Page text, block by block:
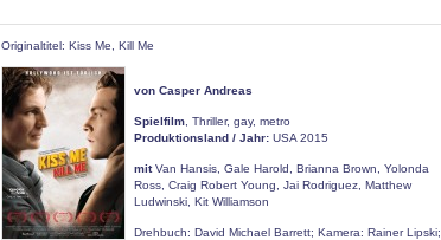
Originaltitel: Kiss Me, Kill Me
von Casper Andreas
Spielfilm , Thriller, gay, metro
Produktionsland / Jahr: USA 2015
mitVan Hansis, Gale Harold, Brianna Brown, Yolonda
Ross, Craig Robert Young, Jai Rodriguez, Matthew
Ludwinski, Kit Williamson
Drehbuch: David Michael Barrett; Kamera: Rainer Lipski;